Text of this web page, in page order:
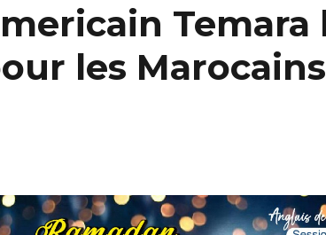
Temara
les Marocains